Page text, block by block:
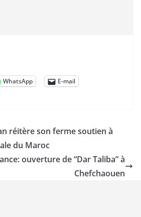
WhatsApp
E-mail
réitère son ferme soutien à
du Maroc
ouverture de “Dar Taliba” à
Chefchaouen